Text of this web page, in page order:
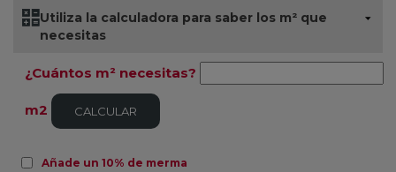
Utiliza la calculadora para saber los m² que
necesitas
¿Cuántos m² necesitas?
m2 CALCULAR
Añade un 10% de merma